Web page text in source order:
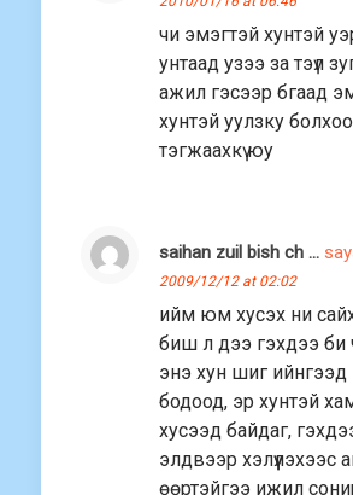
чи эмэгтэй xунтэй
унтаад узээ за тэүл
ажил гэсээр бгаад
xунтэй уулзку
тэгжааxкү юу
saihan zuil bish ch ...
2009/12/12 at 02:02
ийм юм хусэх ни
биш л дээ гэхдээ би
энэ хун шиг ийнгээд
бодоод, эр хунтэй
хусээд байдаг,
элдвээр хэлүүлэхээс
өөртэйгээ ижил